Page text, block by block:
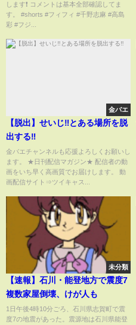
します❗️ コメントは基本全部確認してま
す。 #shorts #フィフィ #千野志麻 #高島
彩 #フジ...
金バエ
【脱出】せいじ‼️とある場所を脱
出する‼️
金バエチャンネルも応援よろしくお願いし
ます。 ★日刊配信マガジン★ 配信者の動
画をいち早く高画質でお届けします。 動
画配信サイト⇒ツイキャス...
未分類
【速報】石川・能登地方で震度7
複数家屋倒壊、けが人も
1日午後4時10分ごろ、石川県志賀町で震
度7の地震があった。震源地は石川県能登